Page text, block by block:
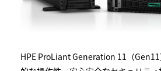
HPE ProLiant Generation 11（